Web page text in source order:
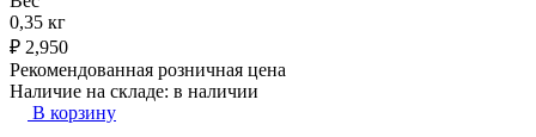
0,35 кг
₽ 2,950
Рекомендованная розничная цена
Наличие на складе: в наличии
В корзину